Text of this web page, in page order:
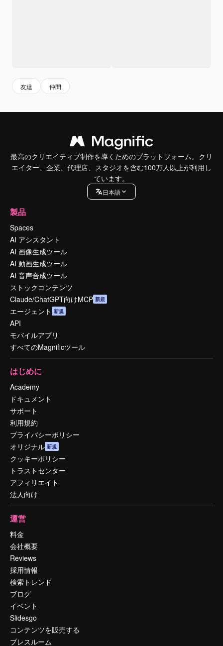
友達 仲間
最高のクリエイティブ制作を導くためのプラットフォーム。クリ
エイター、企業、代理店、スタジオを含む100万人以上が利用し
ています。
日本語
製品
Spaces
AI アシスタント
AI 画像生成ツール
AI 動画生成ツール
AI 音声合成ツール
ストックコンテンツ
Claude/ChatGPT向けMCP 新規
エージェント 新規
API
モバイルアプリ
すべてのMagnificツール
はじめに
Academy
ドキュメント
サポート
利用規約
プライバシーポリシー
オリジナル 新規
クッキーポリシー
トラストセンター
アフィリエイト
法人向け
運営
料金
会社概要
Reviews
採用情報
検索トレンド
ブログ
イベント
Slidesgo
コンテンツを販売する
プレスルーム